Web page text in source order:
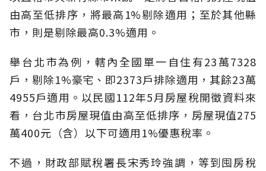
由高至低排序，將最高1%剔除適用；至於其他縣
市，則是剔除最高0.3%適用。
舉台北市為例，轄內全國單一自住有23萬7328
戶，剔除1%豪宅、即2373戶排除適用，其餘23萬
4955戶適用。以民國112年5月房屋稅開徵資料來
看，台北市房屋現值由高至低排序，房屋現值275
萬400元（含）以下可適用1%優惠稅率。
不過，財政部賦稅署長宋秀玲強調，等到囤房稅